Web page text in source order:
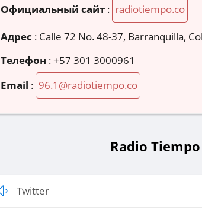
Официальный сайт : radiotiempo.co
Адрес : Calle 72 No. 48-37, Barranquilla,
Телефон :+57 301 3000961
Email : 96.1@radiotiempo.co
Radio
Twitter